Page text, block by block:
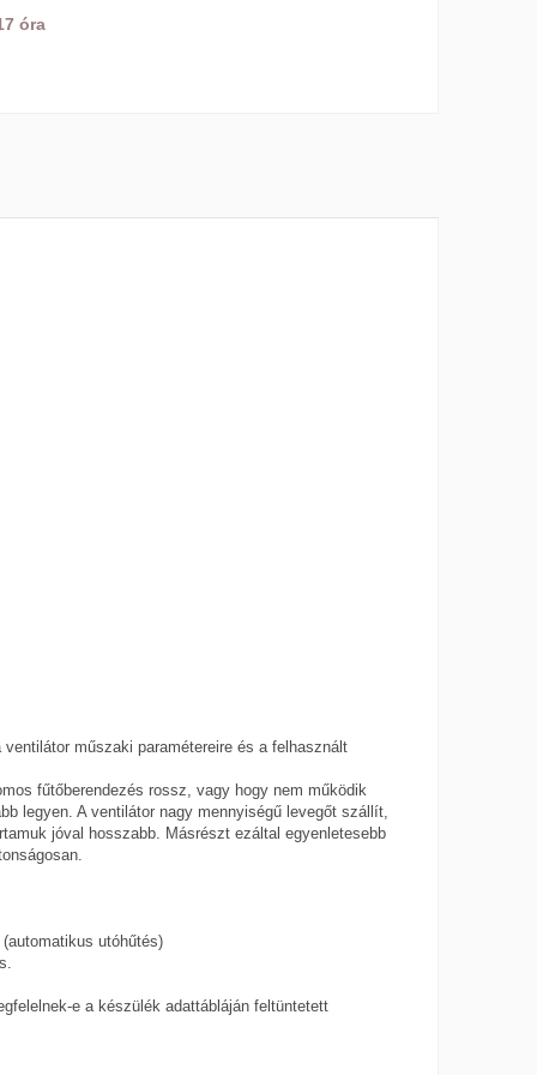
óra
műszaki paramétereire és a felhasznált
fűtőberendezés rossz, vagy hogy nem működik
legyen. A ventilátor nagy mennyiségű levegőt szállít,
jóval hosszabb. Másrészt ezáltal egyenletesebb
utóhűtés)
e a készülék adattábláján feltüntetett